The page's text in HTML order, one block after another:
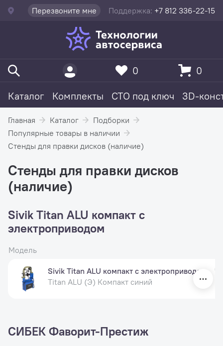
Перезвоните мне Поддержка: +7 812 336-22-15
Каталог Комплекты СТО под ключ 3D-
0 0
Главная Каталог
Подборки
Популярные товары в наличии
Стенды для правки дисков (наличие)
Стенды для правки дисков
(наличие)
Sivik Titan ALU компакт с
электроприводом
Модель
Sivik Titan ALU компакт с электроприводом
Titan ALU (Э) Компакт синий
СИБЕК Фаворит-Престиж